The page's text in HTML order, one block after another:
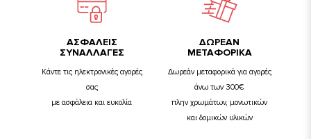
ΑΣΦΑΛΕΙΣ
ΣΥΝΑΛΛΑΓΕΣ
Κάντε τις ηλεκτρονικές αγορές
σας
με ασφάλεια και ευκολία
ΔΩΡΕΑΝ
ΜΕΤΑΦΟΡΙΚΑ
Δωρεάν μεταφορικά για αγορές
άνω των 300€
πλην χρωμάτων, μονωτικών
και δομικών υλικών